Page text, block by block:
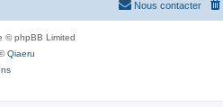
Nous contacter
© phpBB Limited
Qiaeru